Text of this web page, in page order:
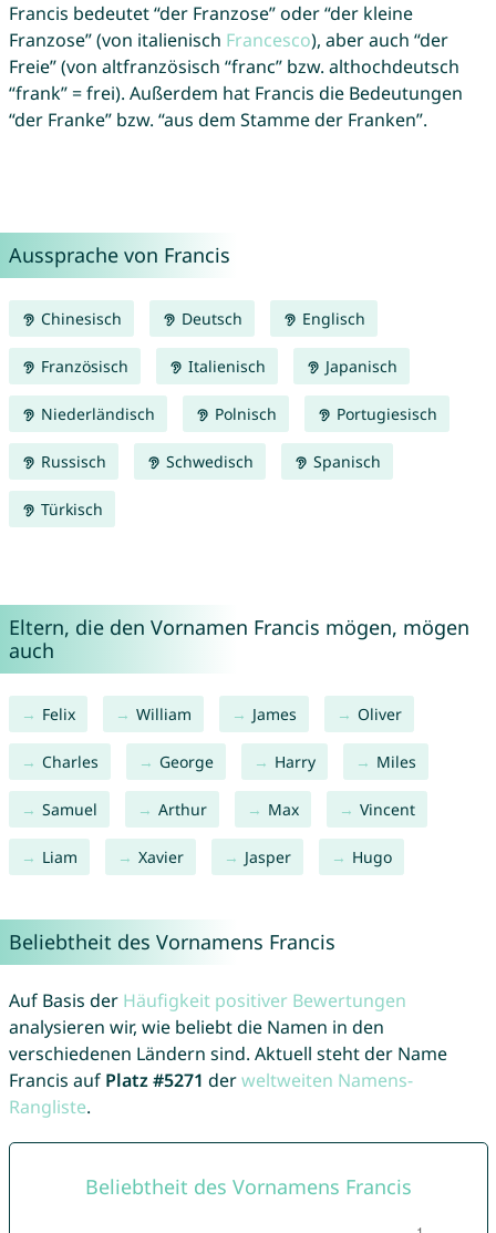
Francis bedeutet “der Franzose” oder “der kleine
Franzose” (von italienisch Francesco), aber auch “der
Freie” (von altfranzösisch “franc” bzw. althochdeutsch
“frank” = frei). Außerdem hat Francis die Bedeutungen
“der Franke” bzw. “aus dem Stamme der Franken”.
Aussprache von Francis
Chinesisch Deutsch Englisch
Französisch Italienisch Japanisch
Niederländisch Polnisch Portugiesisch
Russisch Schwedisch Spanisch
Türkisch
Eltern, die den Vornamen Francis mögen, mögen
auch
Felix William James Oliver
Charles George Harry Miles
Samuel Arthur Max Vincent
Liam Xavier Jasper Hugo
Beliebtheit des Vornamens Francis
Auf Basis der Häufigkeit positiver Bewertungen
analysieren wir, wie beliebt die Namen in den
verschiedenen Ländern sind. Aktuell steht der Name
Francis auf Platz #5271 derweltweiten Namens-
Rangliste.